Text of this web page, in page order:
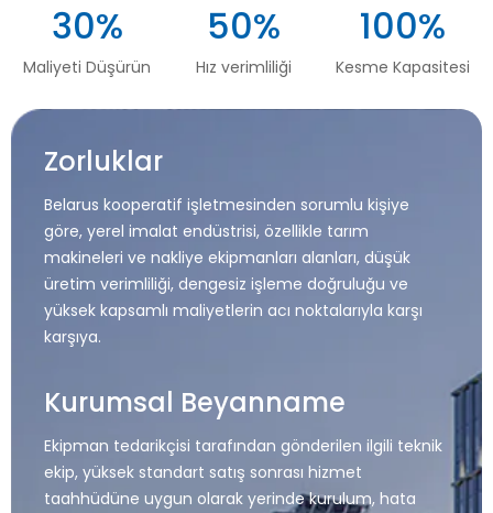
30%
Maliyeti Düşürün
50%
Hız verimliliği
100%
Kesme Kapasitesi
Zorluklar
Belarus kooperatif işletmesinden sorumlu kişiye
göre, yerel imalat endüstrisi, özellikle tarım
makineleri ve nakliye ekipmanları alanları, düşük
üretim verimliliği, dengesiz işleme doğruluğu ve
yüksek kapsamlı maliyetlerin acı noktalarıyla karşı
karşıya.
Kurumsal Beyanname
Ekipman tedarikçisi tarafından gönderilen ilgili teknik
ekip, yüksek standart satış sonrası hizmet
taahhüdüne uygun olarak yerinde kurulum, hata